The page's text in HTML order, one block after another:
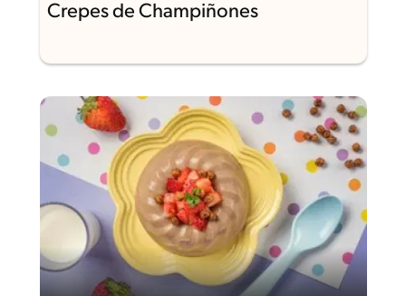
Crepes de Champiñones